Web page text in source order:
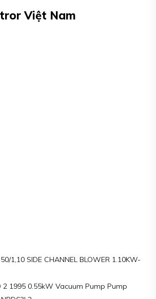
Việt Nam
1,10 SIDE CHANNEL BLOWER 1.10KW-
2 1995 0.55kW Vacuum Pump Pump